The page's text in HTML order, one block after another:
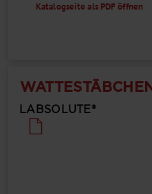
Katalogseite als PDF öffnen
LABSOLUTE®